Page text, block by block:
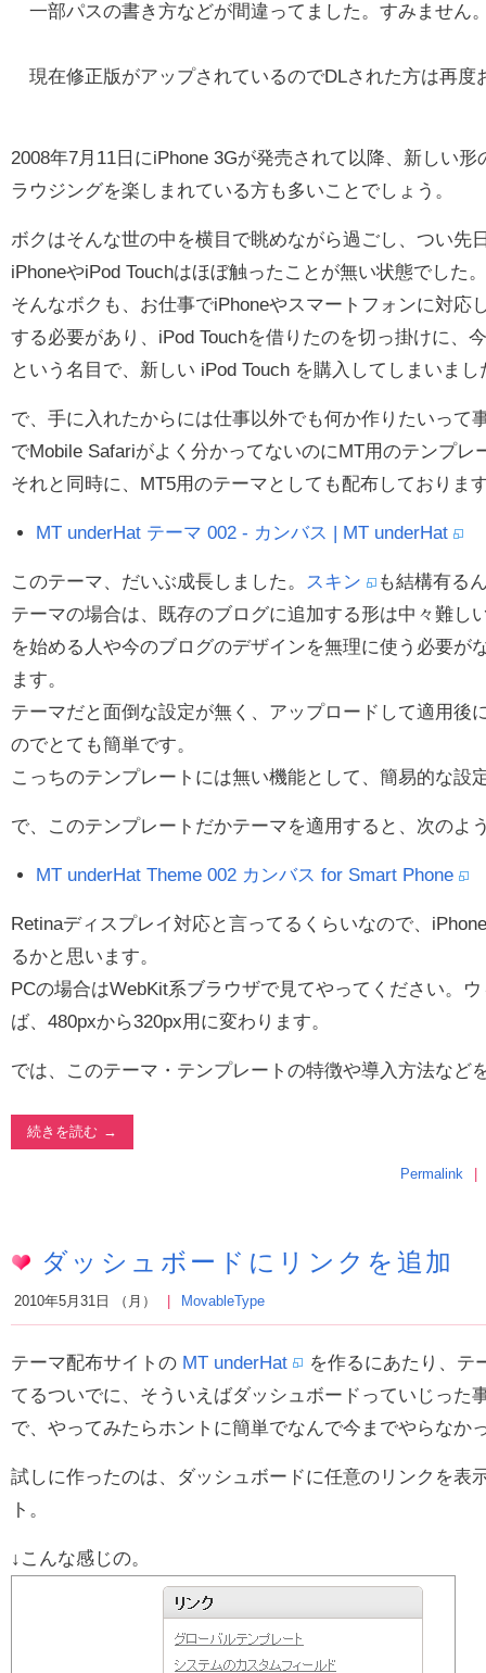
一部パスの書き方などが間違ってました。すみません
現在修正版がアップされているのでDLされた方は再度
2008年7月11日にiPhone 3Gが発売されて以降、新しい形
ラウジングを楽しまれている方も多いことでしょう。
ボクはそんな世の中を横目で眺めながら過ごし、つい先
iPhoneやiPod Touchはほぼ触ったことが無い状態でした。
そんなボクも、お仕事でiPhoneやスマートフォンに対応
する必要があり、iPod Touchを借りたのを切っ掛けに、
という名目で、新しい iPod Touch を購入してしまいまし
で、手に入れたからには仕事以外でも何か作りたいって
でMobile Safariがよく分かってないのにMT用のテンプレ
それと同時に、MT5用のテーマとしても配布しておりま
MT underHat テーマ 002 - カンバス | MT underHat
このテーマ、だいぶ成長しました。 スキン
も結構有る
テーマの場合は、既存のブログに追加する形は中々難し
を始める人や今のブログのデザインを無理に使う必要が
ます。
テーマだと面倒な設定が無く、アップロードして適用後
のでとても簡単です。
こっちのテンプレートには無い機能として、簡易的な設
で、このテンプレートだかテーマを適用すると、次のよ
MT underHat Theme 002 カンバス for Smart Phone
Retinaディスプレイ対応と言ってるくらいなので、
るかと思います。
PCの場合はWebKit系ブラウザで見てやってください。
ば、480pxから320px用に変わります。
では、このテーマ・テンプレートの特徴や導入方法など
続きを読む
Permalink
ダッシュボードにリンクを追加
2010年5月31日 （月） MovableType
テーマ配布サイトの MT underHat
を作るにあたり、テ
てるついでに、そういえばダッシュボードっていじった
で、やってみたらホントに簡単でなんで今までやらなか
試しに作ったのは、ダッシュボードに任意のリンクを表
ト。
↓こんな感じの。